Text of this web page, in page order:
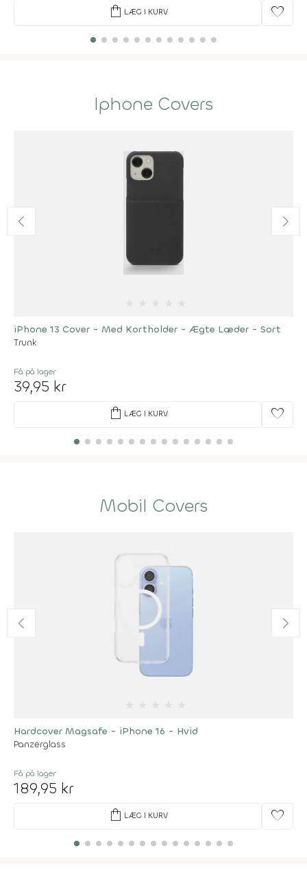
shopping_bag LÆG I KURV favorite
Iphone Covers
iPhone 13 Cover - Med Kortholder - Ægte Læder - Sort
Trunk
Få på lager
39,95 kr
shopping_bag LÆG I KURV favorite
Mobil Covers
Hardcover Magsafe - iPhone 16 - Hvid
Panzerglass
Få på lager
189,95 kr
shopping_bag LÆG I KURV favorite